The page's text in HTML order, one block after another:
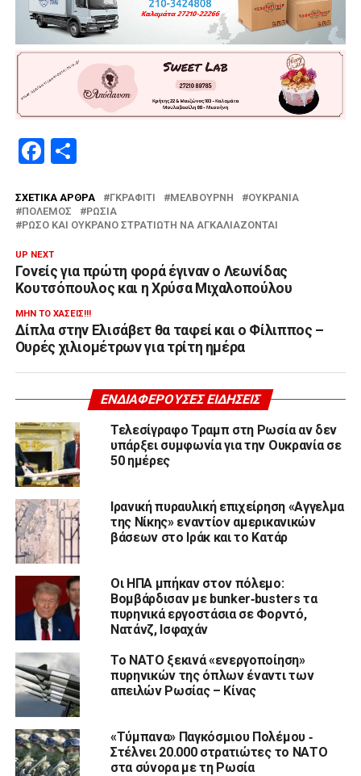
Facebook
Μοιραστείτε
ΣΧΕΤΙΚΆ ΆΡΘΡΑ ΓΚΡΑΦΙΤΙ ΜΕΛΒΟΎΡΝΗ
ΟΥΚΡΑΝΊΑ
ΠΌΛΕΜΟΣ
ΡΩΣΊΑ
ΡΏΣΟ ΚΑΙ ΟΥΚΡΑΝΌ ΣΤΡΑΤΙΏΤΗ ΝΑ ΑΓΚΑΛΙΆΖΟΝΤΑΙ
UP NEXT
Γονείς για πρώτη φορά έγιναν ο Λεωνίδας
Κουτσόπουλος και η Χρύσα Μιχαλοπούλου
ΜΗΝ ΤΟ ΧΆΣΕΙΣ!!!
Δίπλα στην Ελισάβετ θα ταφεί και ο Φίλιππος –
Ουρές χιλιομέτρων για τρίτη ημέρα
ΕΝΔΙΑΦΈΡΟΥΣΕΣ ΕΙΔΉΣΕΙΣ
Τελεσίγραφο Τραμπ στη Ρωσία αν δεν
υπάρξει συμφωνία για την Ουκρανία σε
50 ημέρες
Ιρανική πυραυλική επιχείρηση «Αγγελμα
της Νίκης» εναντίον αμερικανικών
βάσεων στο Ιράκ και το Κατάρ
Οι ΗΠΑ μπήκαν στον πόλεμο:
Βομβάρδισαν με bunker‑busters τα
πυρηνικά εργοστάσια σε Φορντό,
Νατάνζ, Ισφαχάν
To ΝΑΤΟ ξεκινά «ενεργοποίηση»
πυρηνικών της όπλων έναντι των
απειλών Ρωσίας – Κίνας
«Τύμπανα» Παγκόσμιου Πολέμου ‑
Στέλνει 20.000 στρατιώτες το ΝΑΤΟ
στα σύνορα με τη Ρωσία